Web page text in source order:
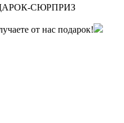
‐СЮРПРИЗ
от нас подарок!